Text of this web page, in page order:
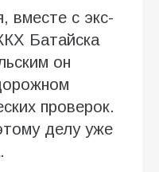
вместе с экс-
Батайска
он
проверок.
делу уже